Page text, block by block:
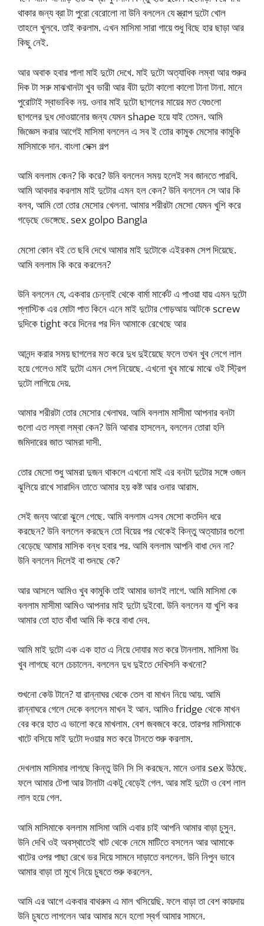
থাকার জন্য ব্রা টা পুরো বেরোলো না উনি বললেন যে স্ত্রাপ দুটো খোল
তাহলে খুলবে. তাই করলাম. এখন মাসিমা সারা গায়ে শুধু বিছে হার ছাড়া আর
কিছু নেই.
আর অবাক হবার পালা মাই দুটো দেখে. মাই দুটো অত্যাধিক লম্বা আর শুরুর
দিক টা সরু মাঝখানটা খুব ভারী আর বঁটা দুটো কালো কালো টানা টানা. মানে
পুরোটাই স্বাভাবিক নয়. ওনার মাই দুটো ছাগলের মায়ের মত যেগুলো
ছাগলের দুধ দোওয়ানোর জন্য যেমন shape হয়ে যাই তেমন. আমি
জিজ্ঞেস করার আগেই মাসিমা বললেন এ সব ই তোর কামুক মেসোর কামুকি
মাসিমাকে দান. বাংলা সেক্স গল্প
আমি বললাম কেন? কি করে? উনি বললেন সময় হলেই সব জানতে পারবি.
আমি আবদার করলাম মাই দুটোর এমন হল কেন? উনি বললেন সে আর কি
বলব, আমি তো তোর মেসোর খেলনা. আমার শরীরটা মেসো যেমন খুশি করে
গড়েছে ভেঙ্গেছে. sex golpo Bangla
মেসো কোন বই তে ছবি দেখে আমার মাই দুটোকে এইরকম সেপ দিয়েছে.
আমি বললাম কি করে করলেন?
উনি বললেন যে, একবার চেন্নাই থেকে বার্মা মার্কেট এ পাওয়া যায় এমন দুটো
প্লাস্টিক এর মোটা পাত কিনে এনে মাই দুটোর গোড়আয় আটকে screw
দুদিকে tight করে দিনের পর দিন আমাকে রেখেছে আর
আনন্দ করার সময় ছাগলের মত করে দুধ দুইয়েছে ফলে তখন খুব লেগে লাল
হয়ে গেলেও মাই দুটো এমন সেপ নিয়েছে. এখনো খুব মাঝে মাঝে ওই স্ট্রিপ
দুটো লাগিয়ে দেয়.
আমার শরীরটা তোর মেসোর খেলাঘর. আমি বললাম মাসীমা আপনার বনটা
গুলো এত লম্বা লম্বা কেন? উনি আবার হাসলেন, বললেন তোরা হলি
জমিদারের জাত আমরা দাসী.
তোর মেসো শুধু আমরা দুজন থাকলে এখনো মাই এর বনটা দুটোর সঙ্গে ওজন
ঝুলিয়ে রাখে সারাদিন তাতে আমার হয় কষ্ট আর ওনার আরাম.
সেই জন্য আরো ঝুলে গেছে. আমি বললাম এসব মেসো কতদিন ধরে
করছেন? উনি বললেন করছেন তো বিয়ের পর থেকেই কিন্তু অত্যাচার গুলো
বেড়েছে আমার মাসিক বন্ধ হবার পর. আমি বললাম আপনি বাধা দেন না?
উনি বললেন দিলেই বা শুনছে কে?
আর আসলে আমিও খুব কামুকি তাই আমার ভালই লাগে. আমি মাসিমা কে
বললাম মাসীমা আমিও আপনার মাই দুটো দুইবো. উনি বললেন যা খুশি কর
আমার তো হাত বাঁধা আমি কি করে বাধা দেব.
আমি মাই দুটো এক এক হাত এ নিয়ে দোযার মত করে টানলাম. মাসিমা উঃ
খুব লাগছে বলে চেচালেন. বললেন দুধ দুইতে দেখিসনি কখনো?
শুখনো কেউ টানে? যা রান্নাঘর থেকে তেল বা মাখন নিয়ে আয়. আমি
রান্নাঘরে গেলে দেকে বললেন মাখন ই আন. আমিও fridge থেকে মাখন
বের করে হাত এ ভালো করে মাখলাম. বেশ জবজবে করে. তারপর মাসিমাকে
খাটে বসিয়ে মাই দুটো দওয়ার মত করে টানতে শুরু করলাম.
দেখলাম মাসিমার লাগছে কিন্তু উনি সি সি করছেন. মানে ওনার sex উঠছে.
ফলে আমার টেপা আর টানাটা একটু বেড়েই গেল. আর মাই দুটো ও বেশ লাল
লাল হয়ে গেল.
আমি মাসিমাকে বললাম মাসিমা আমি এবার চাই আপনি আমার বাড়া চুসুন.
উনি দেখি ওই অবস্থাতেই খাট থেকে নেমে মাটিতে বসলেন আর আমাকে
খাটের ওপর পাছা রেখে ভর দিয়ে সামনে দাড়াতে বললেন. উনি নিপুন ভাবে
আমার বাড়া তা মুখে নিয়ে চুষতে শুরু করলেন.
আমি এর আগে একবার বাথরুম এ মাল খসিয়েছি. ফলে বাড়া তা বেশ কায়দায়
উনি চুষতে লাগলেন আর আমার মনে হলো স্বর্গ আমার সামনে.